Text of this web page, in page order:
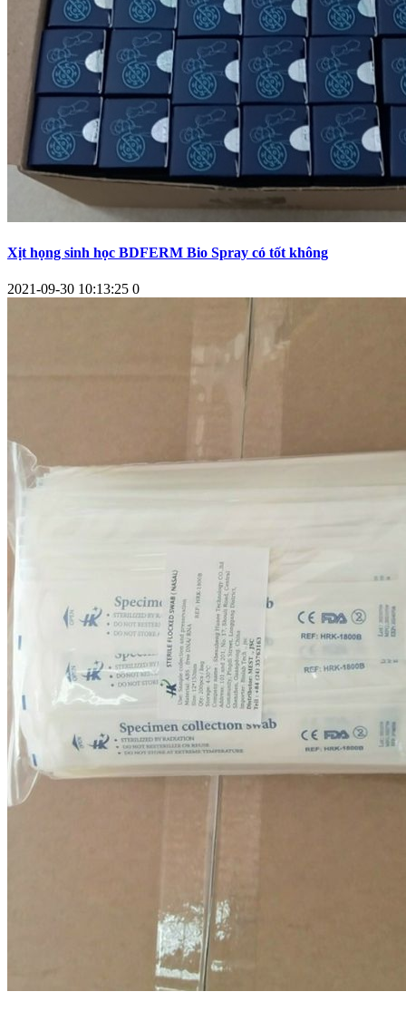
Xịt họng sinh học BDFERM Bio Spray có tốt không
2021-09-30 10:13:25 0